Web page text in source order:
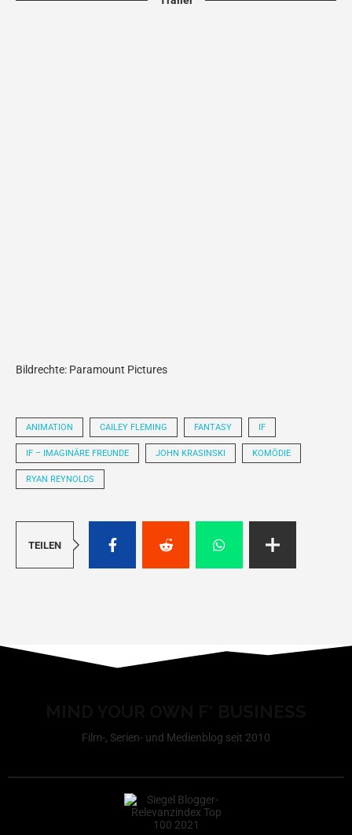
Bildrechte: Paramount Pictures
ANIMATION CAILEY FLEMING FANTASY IF
IF – IMAGINÄRE FREUNDE JOHN KRASINSKI KOMÖDIE
RYAN REYNOLDS
TEILEN
Film-, Serien- und Medienblog seit 2010